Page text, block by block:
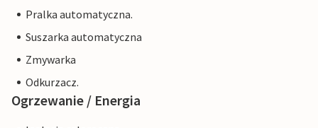
Pralka automatyczna.
Suszarka automatyczna
Zmywarka
Odkurzacz.
Ogrzewanie / Energia